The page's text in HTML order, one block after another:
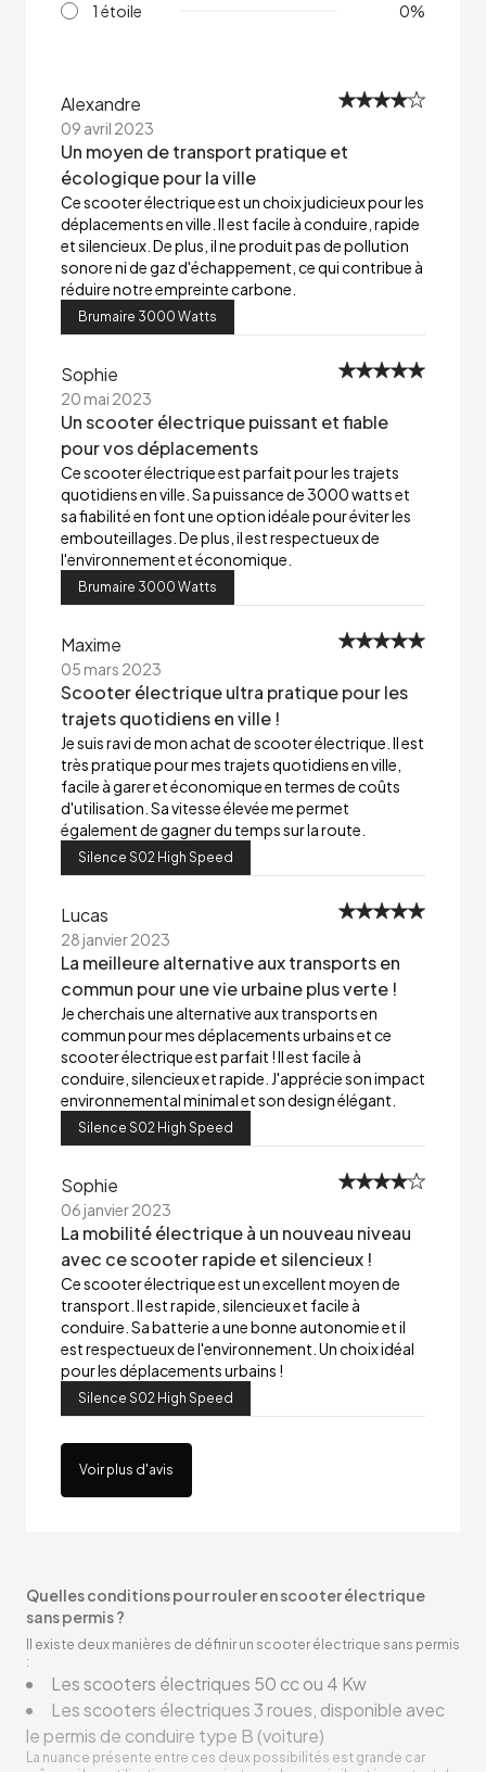
1 étoile
0%
Alexandre
09 avril 2023
Un moyen de transport pratique et
écologique pour la ville
Ce scooter électrique est un choix judicieux pour les
déplacements en ville. Il est facile à conduire, rapide
et silencieux. De plus, il ne produit pas de pollution
sonore ni de gaz d'échappement, ce qui contribue à
réduire notre empreinte carbone.
Brumaire 3000 Watts
Sophie
20 mai 2023
Un scooter électrique puissant et fiable
pour vos déplacements
Ce scooter électrique est parfait pour les trajets
quotidiens en ville. Sa puissance de 3000 watts et
sa fiabilité en font une option idéale pour éviter les
embouteillages. De plus, il est respectueux de
l'environnement et économique.
Brumaire 3000 Watts
Maxime
05 mars 2023
Scooter électrique ultra pratique pour les
trajets quotidiens en ville !
Je suis ravi de mon achat de scooter électrique. Il est
très pratique pour mes trajets quotidiens en ville,
facile à garer et économique en termes de coûts
d'utilisation. Sa vitesse élevée me permet
également de gagner du temps sur la route.
Silence S02 High Speed
Lucas
28 janvier 2023
La meilleure alternative aux transports en
commun pour une vie urbaine plus verte !
Je cherchais une alternative aux transports en
commun pour mes déplacements urbains et ce
scooter électrique est parfait ! Il est facile à
conduire, silencieux et rapide. J'apprécie son impact
environnemental minimal et son design élégant.
Silence S02 High Speed
Sophie
06 janvier 2023
La mobilité électrique à un nouveau niveau
avec ce scooter rapide et silencieux !
Ce scooter électrique est un excellent moyen de
transport. Il est rapide, silencieux et facile à
conduire. Sa batterie a une bonne autonomie et il
est respectueux de l'environnement. Un choix idéal
pour les déplacements urbains !
Silence S02 High Speed
Voir plus d'avis
Quelles conditions pour rouler en scooter électrique
sans permis ?
Il existe deux manières de définir un scooter électrique sans permis
:
Les scooters électriques 50 cc ou 4 Kw
Les scooters électriques 3 roues, disponible avec
le permis de conduire type B (voiture)
La nuance présente entre ces deux possibilités est grande car